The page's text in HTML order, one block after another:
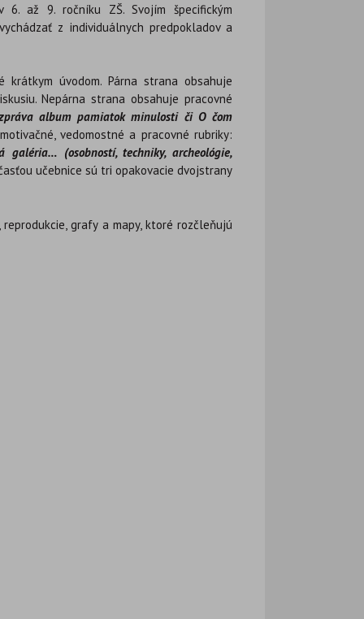
6. až 9. ročníku ZŠ. Svojím špecifickým
z individuálnych predpokladov a
úvodom. Párna strana obsahuje
Nepárna strana obsahuje pracovné
album pamiatok minulosti či O čom
vedomostné a pracovné rubriky:
(osobností, techniky, archeológie,
učebnice sú tri opakovacie dvojstrany
grafy a mapy, ktoré rozčleňujú